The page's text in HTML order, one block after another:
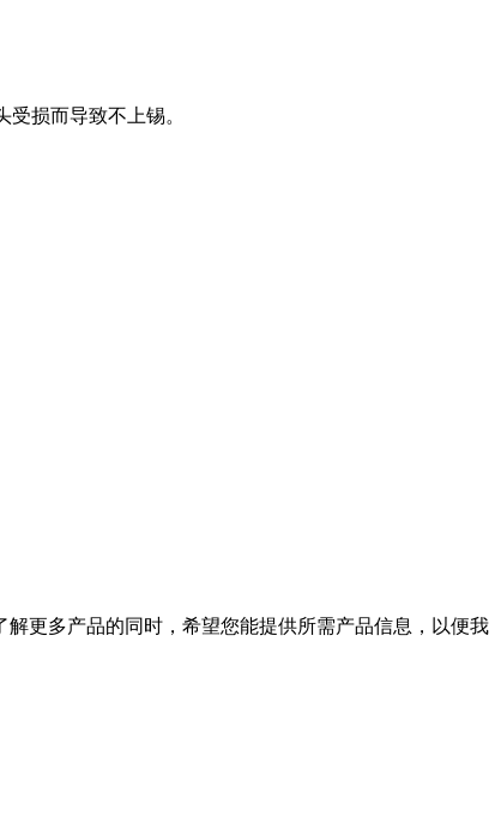
损而导致不上锡。
更多产品的同时，希望您能提供所需产品信息，以便我